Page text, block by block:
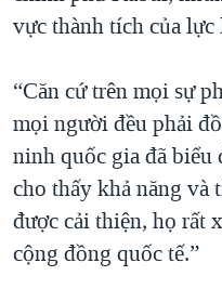
vực thành tích của
“Căn cứ trên mọi sự
mọi người đều phải
ninh quốc gia đã biểu
cho thấy khả năng và
được cải thiện, họ rất
cộng đồng quốc tế.”